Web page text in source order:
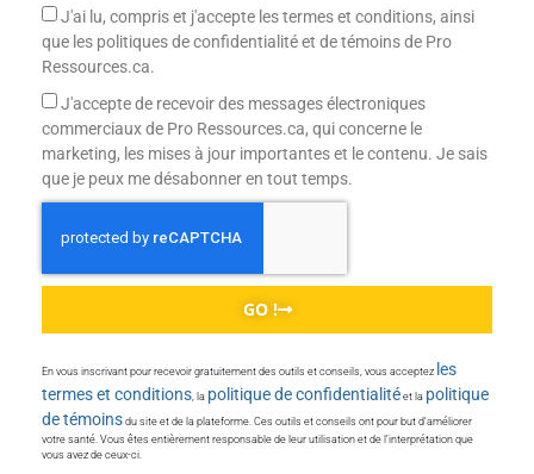
J'ai lu, compris et j'accepte les termes et conditions, ainsi
que les politiques de confidentialité et de témoins de Pro
Ressources.ca.
J'accepte de recevoir des messages électroniques
commerciaux de Pro Ressources.ca, qui concerne le
marketing, les mises à jour importantes et le contenu. Je sais
que je peux me désabonner en tout temps.
GO !
En vous inscrivant pour recevoir gratuitement des outils et conseils, vous acceptez les
termes et conditions, la politique de confidentialité et la politique
de témoins du site et de la plateforme. Ces outils et conseils ont pour but d’améliorer
votre santé. Vous êtes entièrement responsable de leur utilisation et de l’interprétation que
vous avez de ceux-ci.